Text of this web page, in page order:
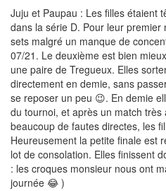
Juju et Paupau : Les filles étaient
dans la série D. Pour leur
sets malgré un manque de
07/21. Le deuxième est bien
une paire de Tregueux. Elles
directement en demie, sans
se reposer un peu 😉. En demie
du tournoi, et après un match
beaucoup de fautes directes, les
Heureusement la petite finale est
lot de consolation. Elles finissent
: les croques monsieur nous ont
journée 😂 )